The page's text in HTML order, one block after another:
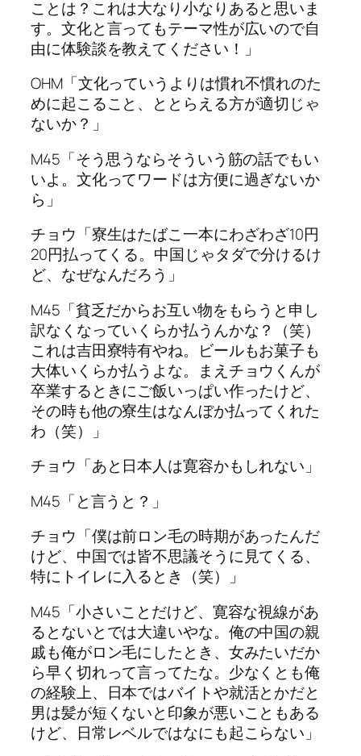
ことは？これは大なり小なりあると思いま
す。文化と言ってもテーマ性が広いので自
由に体験談を教えてください！」
OHM「文化っていうよりは慣れ不慣れのた
めに起こること、ととらえる方が適切じゃ
ないか？」
M45「そう思うならそういう筋の話でもい
いよ。文化ってワードは方便に過ぎないか
ら」
チョウ「寮生はたばこ一本にわざわざ10円
20円払ってくる。中国じゃタダで分けるけ
ど、なぜなんだろう」
M45「貧乏だからお互い物をもらうと申し
訳なくなっていくらか払うんかな？（笑）
これは吉田寮特有やね。ビールもお菓子も
大体いくらか払うよな。まえチョウくんが
卒業するときにご飯いっぱい作ったけど、
その時も他の寮生はなんぼか払ってくれた
わ（笑）」
チョウ「あと日本人は寛容かもしれない」
M45「と言うと？」
チョウ「僕は前ロン毛の時期があったんだ
けど、中国では皆不思議そうに見てくる、
特にトイレに入るとき（笑）」
M45「小さいことだけど、寛容な視線があ
るとないとでは大違いやな。俺の中国の親
戚も俺がロン毛にしたとき、女みたいだか
ら早く切れって言ってたな。少なくとも俺
の経験上、日本ではバイトや就活とかだと
男は髪が短くないと印象が悪いこともある
けど、日常レベルではなにも起こらない」